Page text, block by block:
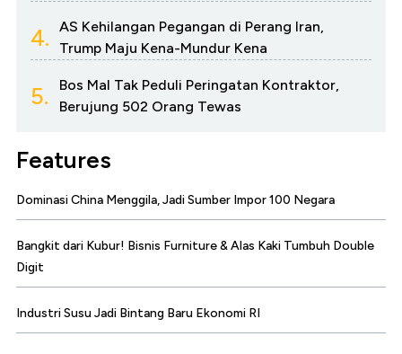
4.
AS Kehilangan Pegangan di Perang Iran,
Trump Maju Kena-Mundur Kena
5.
Bos Mal Tak Peduli Peringatan Kontraktor,
Berujung 502 Orang Tewas
Features
Dominasi China Menggila, Jadi Sumber Impor 100 Negara
Bangkit dari Kubur! Bisnis Furniture & Alas Kaki Tumbuh Double
Digit
Industri Susu Jadi Bintang Baru Ekonomi RI